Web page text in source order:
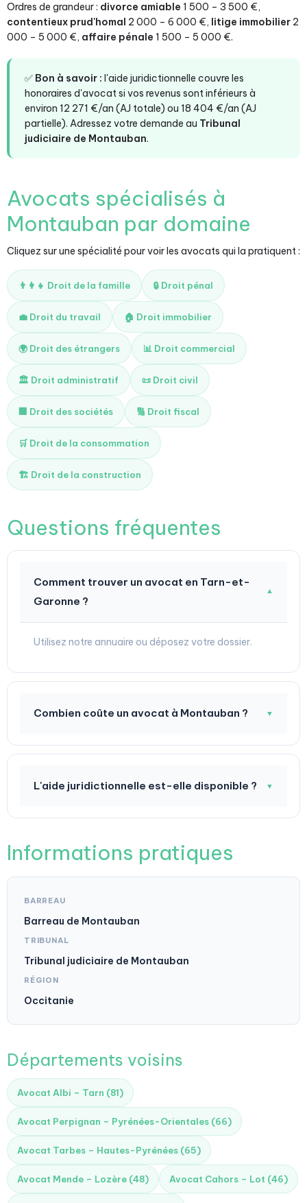
Ordres de grandeur : divorce amiable 1 500 – 3 500 €,
contentieux prud'homal 2 000 – 6 000 €, litige immobilier 2
000 – 5 000 €, affaire pénale 1 500 – 5 000 €.
✅ Bon à savoir : l'aide juridictionnelle couvre les
honoraires d'avocat si vos revenus sont inférieurs à
environ 12 271 €/an (AJ totale) ou 18 404 €/an (AJ
partielle). Adressez votre demande au Tribunal
judiciaire de Montauban.
Avocats spécialisés à
Montauban par domaine
Cliquez sur une spécialité pour voir les avocats qui la pratiquent :
👨‍👩‍👧 Droit de la famille 🔒 Droit pénal
💼 Droit du travail 🏠 Droit immobilier
🌍 Droit des étrangers 📊 Droit commercial
🏛️ Droit administratif 📜 Droit civil
🏢 Droit des sociétés 🔢 Droit fiscal
🛒 Droit de la consommation
🏗️ Droit de la construction
Questions fréquentes
Comment trouver un avocat en Tarn-et-
Garonne ?
▼
Utilisez notre annuaire ou déposez votre dossier.
Combien coûte un avocat à Montauban ? ▼
L'aide juridictionnelle est-elle disponible ? ▼
Informations pratiques
BARREAU
Barreau de Montauban
TRIBUNAL
Tribunal judiciaire de Montauban
RÉGION
Occitanie
Départements voisins
Avocat Albi – Tarn (81)
Avocat Perpignan – Pyrénées-Orientales (66)
Avocat Tarbes – Hautes-Pyrénées (65)
Avocat Mende – Lozère (48) Avocat Cahors – Lot (46)